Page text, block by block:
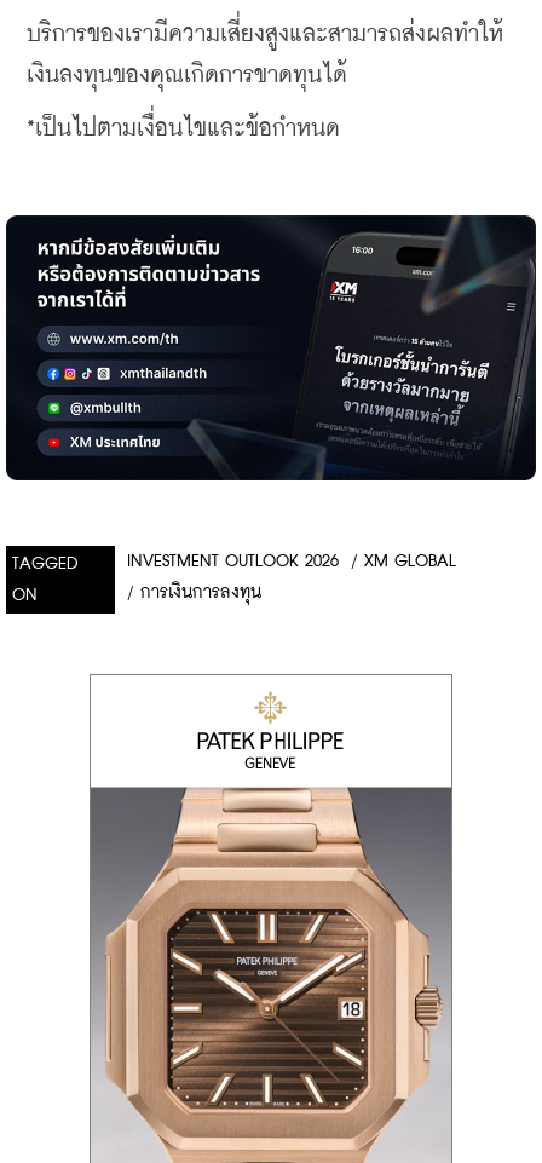
บริการของเรามีความเสี่ยงสูงและสามารถส่งผลทำให้
เงินลงทุนของคุณเกิดการขาดทุนได้
*เป็นไปตามเงื่อนไขและข้อกำหนด
TAGGED
ON
INVESTMENT OUTLOOK 2026 / XM GLOBAL
/ การเงินการลงทุน